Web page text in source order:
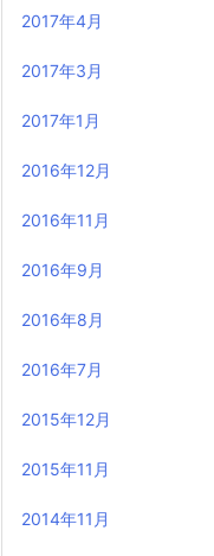
2017年4月
2017年3月
2017年1月
2016年12月
2016年11月
2016年9月
2016年8月
2016年7月
2015年12月
2015年11月
2014年11月